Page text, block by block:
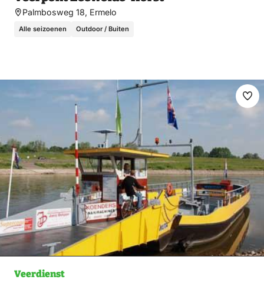
Palmbosweg 18, Ermelo
Alle seizoenen Outdoor / Buiten
Veerdienst